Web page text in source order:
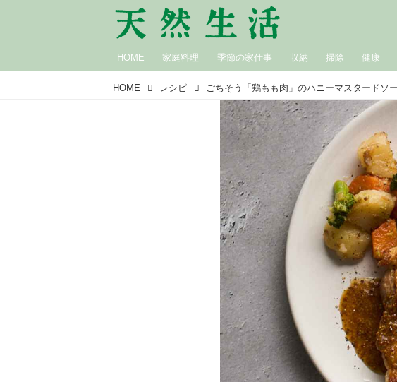
HOME 家庭料理 季節の家仕事 収納 掃除 健康
HOME レシピ